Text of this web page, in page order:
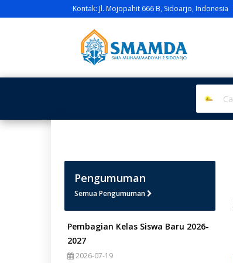
Kontak: Jl. Mojopahit 666 B, Sidoarjo, Indonesia
Pengumuman
Semua Pengumuman
Pembagian Kelas Siswa Baru 2026-
2027
2026-07-19